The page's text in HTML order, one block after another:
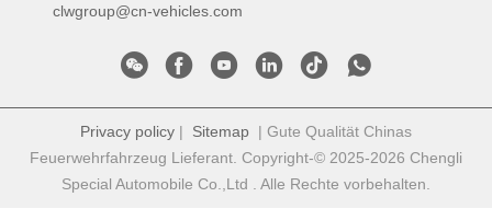
clwgroup@cn-vehicles.com
Privacy policy | Sitemap | Gute Qualität Chinas
Feuerwehrfahrzeug Lieferant. Copyright-© 2025-2026 Chengli
Special Automobile Co.,Ltd . Alle Rechte vorbehalten.